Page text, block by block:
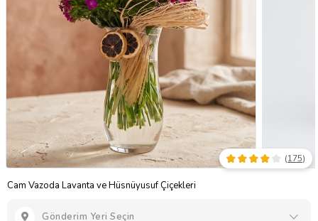
Cam Vazoda Lavanta ve Hüsnüyusuf Çiçekleri
(175)
Gönderim Yeri Seçin